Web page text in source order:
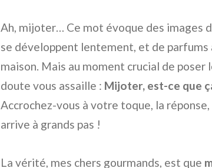
Ah, mijoter… Ce mot évoque des images
se développent lentement, et de
maison. Mais au moment crucial de
doute vous assaille : Mijoter, est-ce que
Accrochez-vous à votre toque, la
arrive à grands pas !
La vérité, mes chers gourmands, est que